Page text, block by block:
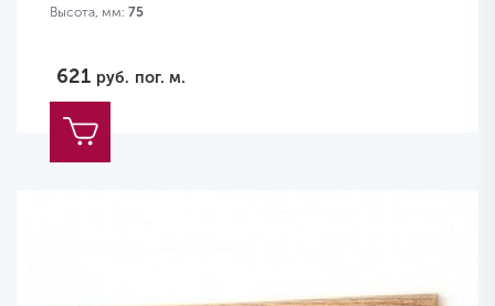
Высота, мм: 75
621 руб. пог. м.